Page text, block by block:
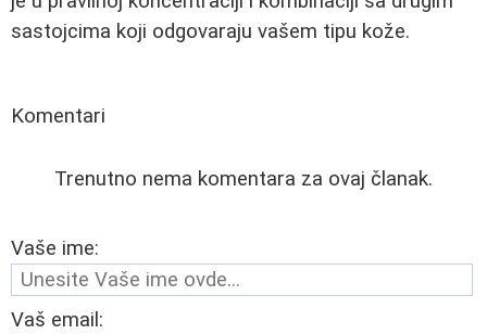
sastojcima koji odgovaraju vašem tipu kože.
Komentari
Trenutno nema komentara za ovaj članak.
Vaše ime:
Vaš email: